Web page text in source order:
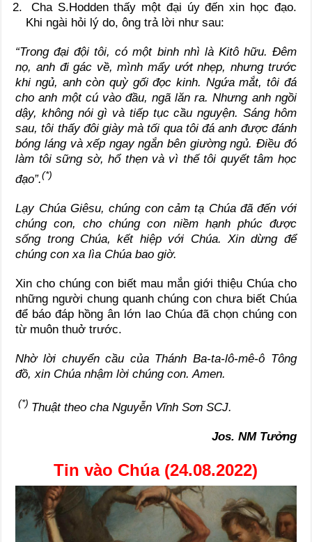
Cha S.Hodden thấy một đại úy đến xin học đạo.
Khi ngài hỏi lý do, ông trả lời như sau:
“Trong đại đội tôi, có một binh nhì là Kitô hữu. Đêm
nọ, anh đi gác về, mình mẩy ướt nhẹp, nhưng trước
khi ngủ, anh còn quỳ gối đọc kinh. Ngứa mắt, tôi đá
cho anh một cú vào đầu, ngã lăn ra. Nhưng anh ngồi
dậy, không nói gì và tiếp tục cầu nguyện. Sáng hôm
sau, tôi thấy đôi giày mà tối qua tôi đá anh được đánh
bóng láng và xếp ngay ngắn bên giường ngủ. Điều đó
làm tôi sững sờ, hổ thẹn và vì thế tôi quyết tâm học
đạo”.(*)
Lạy Chúa Giêsu, chúng con cảm tạ Chúa đã đến với
chúng con, cho chúng con niềm hạnh phúc được
sống trong Chúa, kết hiệp với Chúa. Xin dừng để
chúng con xa lìa Chúa bao giờ.
Xin cho chúng con biết mau mắn giới thiệu Chúa cho
những người chung quanh chúng con chưa biết Chúa
để báo đáp hồng ân lớn lao Chúa đã chọn chúng con
từ muôn thuở trước.
Nhờ lời chuyển cầu của Thánh Ba-ta-lô-mê-ô Tông
đồ, xin Chúa nhậm lời chúng con. Amen.
(*) Thuật theo cha Nguyễn Vĩnh Sơn SCJ.
Jos. NM Tưởng
Tin vào Chúa (24.08.2022)